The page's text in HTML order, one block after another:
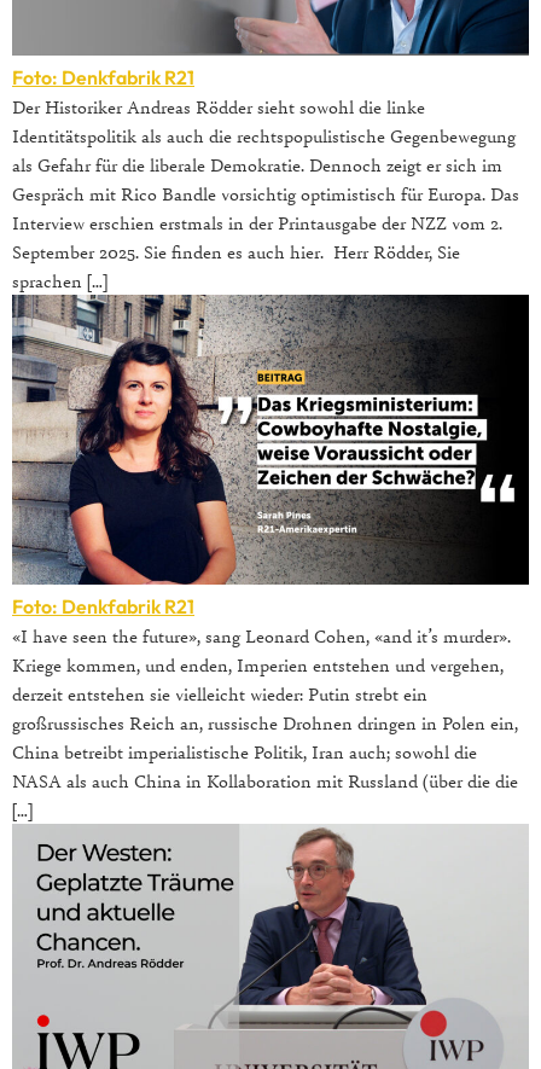
Foto: Denkfabrik R21
Der Historiker Andreas Rödder sieht sowohl die linke
Identitätspolitik als auch die rechtspopulistische Gegenbewegung
als Gefahr für die liberale Demokratie. Dennoch zeigt er sich im
Gespräch mit Rico Bandle vorsichtig optimistisch für Europa. Das
Interview erschien erstmals in der Printausgabe der NZZ vom 2.
September 2025. Sie finden es auch hier. Herr Rödder, Sie
sprachen […]
Foto: Denkfabrik R21
«I have seen the future», sang Leonard Cohen, «and it’s murder».
Kriege kommen, und enden, Imperien entstehen und vergehen,
derzeit entstehen sie vielleicht wieder: Putin strebt ein
großrussisches Reich an, russische Drohnen dringen in Polen ein,
China betreibt imperialistische Politik, Iran auch; sowohl die
NASA als auch China in Kollaboration mit Russland (über die die
[…]